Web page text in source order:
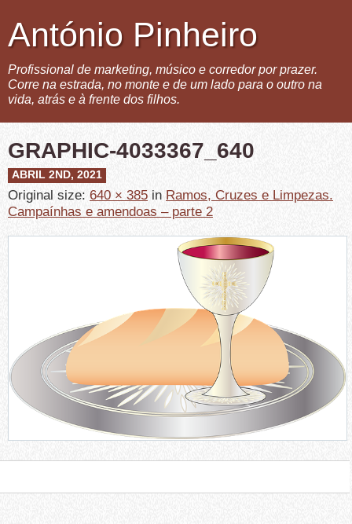
António Pinheiro
Profissional de marketing, músico e corredor por prazer.
Corre na estrada, no monte e de um lado para o outro na
vida, atrás e à frente dos filhos.
GRAPHIC-4033367_640
ABRIL 2ND, 2021
Original size: 640 × 385 in Ramos, Cruzes e Limpezas.
Campaínhas e amendoas – parte 2